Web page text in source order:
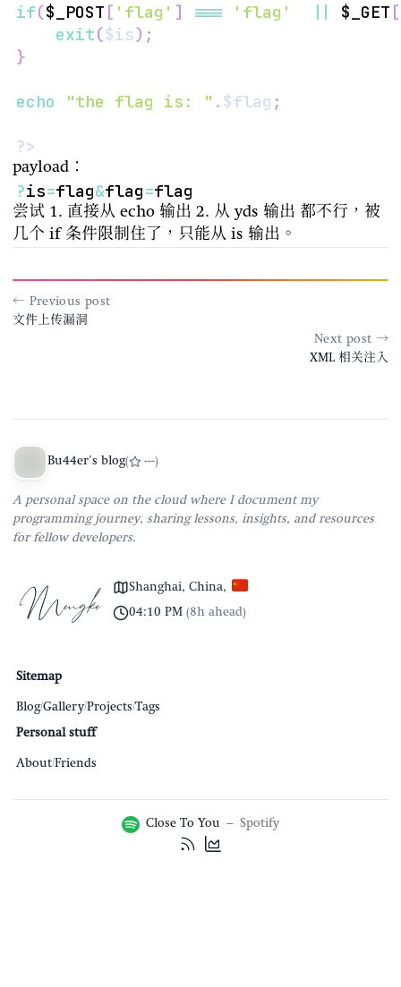
if($_POST [ 'flag' ] === 'flag' || $_GET [
exit($is) ;
}
echo "the flag is: " . $flag ;
?>
payload：
?is=flag&flag=
尝试 1. 直接从 echo 输出 2. 从 yds 输出 都不行，被
几个 if 条件限制住了，只能从 is 输出。
← Previous post
文件上传漏洞
Next post →
XML 相关注入
Bu44er's blog( ---)
A personal space on the cloud where I document my
programming journey, sharing lessons, insights, and resources
for fellow developers.
Shanghai, China,
04:10 PM (8h ahead)
Sitemap
Blog/Gallery/Projects/Tags
Personal stuff
About/Friends
Close To You – Spotify